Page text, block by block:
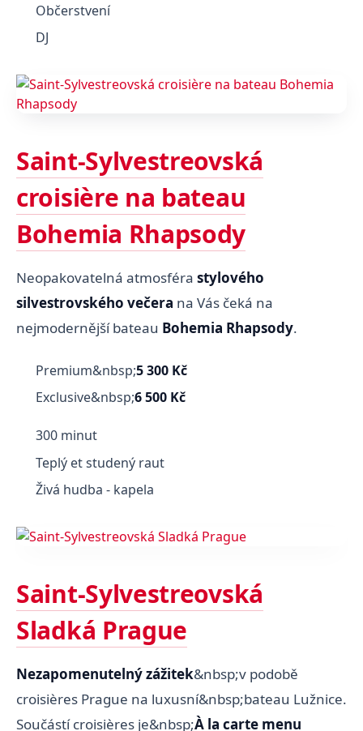
Občerstvení
DJ
Saint-Sylvestreovská
croisière na bateau
Bohemia Rhapsody
Neopakovatelná atmosféra stylového
silvestrovského večera na Vás čeká na
nejmodernější bateau Bohemia Rhapsody.
Premium&nbsp;5 300 Kč
Exclusive&nbsp;6 500 Kč
300 minut
Teplý et studený raut
Živá hudba - kapela
Saint-Sylvestreovská
Sladká Prague
Nezapomenutelný zážitek&nbsp;v podobě
croisières Prague na luxusní&nbsp;bateau Lužnice.
Součástí croisières je&nbsp;À la carte menu